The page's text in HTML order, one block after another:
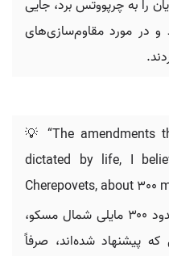
را به چرپووتس برد، جایی
و در مورد مقاوم‌سازی‌های
💡 “The amendments
dictated by life, I
Cherepovets, about 300
او در گردهمایی در چرپووتس، حدود ۳۰۰ مایلی شمال مسکو،
پیشنهاد شده‌اند، صرفاً